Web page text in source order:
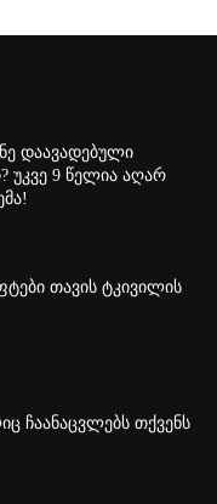
დაავადებული
უკვე 9 წელია აღარ
თავის ტკივილის
ჩაანაცვლებს თქვენს